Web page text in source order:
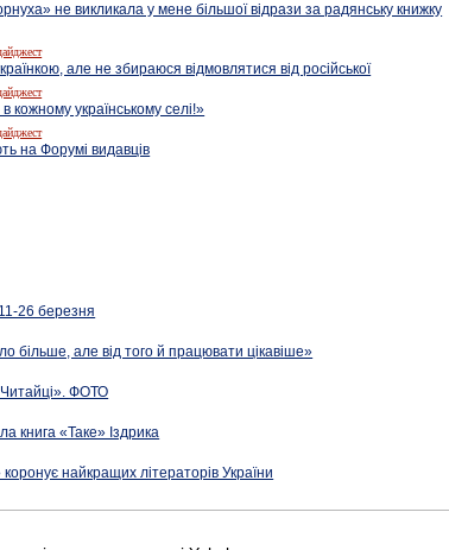
не викликала у мене більшої відрази за радянську книжку
але не збираюся відмовлятися від російської
українському селі!»
на Форумі видавців
26 березня
більше, але від того й працювати цікавіше»
ФОТО
книга «Таке» Іздрика
найкращих літераторів України